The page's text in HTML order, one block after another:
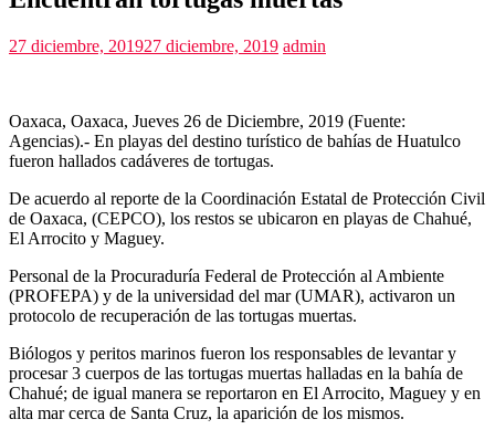
27 diciembre, 201927 diciembre, 2019 admin
Oaxaca, Oaxaca, Jueves 26 de Diciembre, 2019 (Fuente:
Agencias).- En playas del destino turístico de bahías de Huatulco
fueron hallados cadáveres de tortugas.
De acuerdo al reporte de la Coordinación Estatal de Protección Civil
de Oaxaca, (CEPCO), los restos se ubicaron en playas de Chahué,
El Arrocito y Maguey.
Personal de la Procuraduría Federal de Protección al Ambiente
(PROFEPA) y de la universidad del mar (UMAR), activaron un
protocolo de recuperación de las tortugas muertas.
Biólogos y peritos marinos fueron los responsables de levantar y
procesar 3 cuerpos de las tortugas muertas halladas en la bahía de
Chahué; de igual manera se reportaron en El Arrocito, Maguey y en
alta mar cerca de Santa Cruz, la aparición de los mismos.